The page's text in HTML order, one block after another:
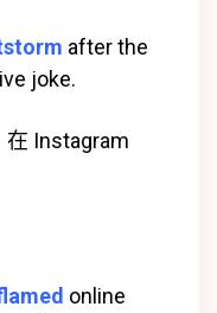
after the
joke.
Instagram
online